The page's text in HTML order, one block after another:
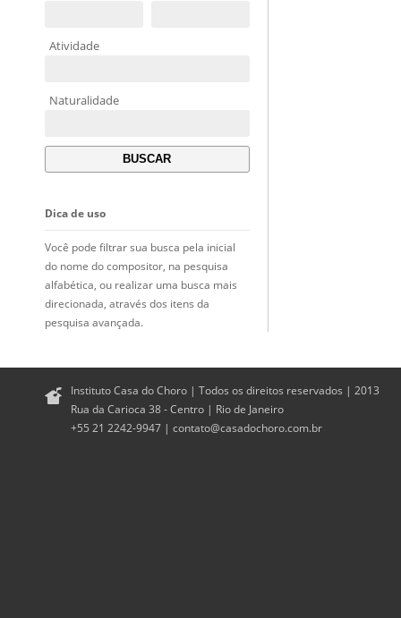
Atividade
Naturalidade
Dica de uso
Você pode filtrar sua busca pela inicial
do nome do compositor, na pesquisa
alfabética, ou realizar uma busca mais
direcionada, através dos itens da
pesquisa avançada.
Instituto Casa do Choro | Todos os direitos reservados | 2013
Rua da Carioca 38 - Centro | Rio de Janeiro
+55 21 2242-9947 | contato@casadochoro.com.br